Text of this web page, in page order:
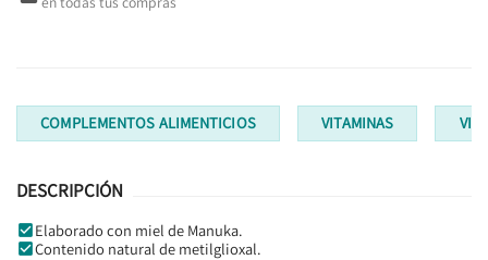
COMPLEMENTOS ALIMENTICIOS VITAMINAS
DESCRIPCIÓN
Elaborado con miel de Manuka.
Contenido natural de metilglioxal.